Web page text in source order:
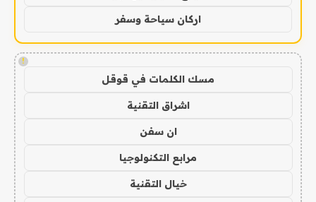
اركان سياحة وسفر
!
مسك الكلمات في قوقل
اشراق التقنية
ان سفن
مرابع التكنولوجيا
خيال التقنية